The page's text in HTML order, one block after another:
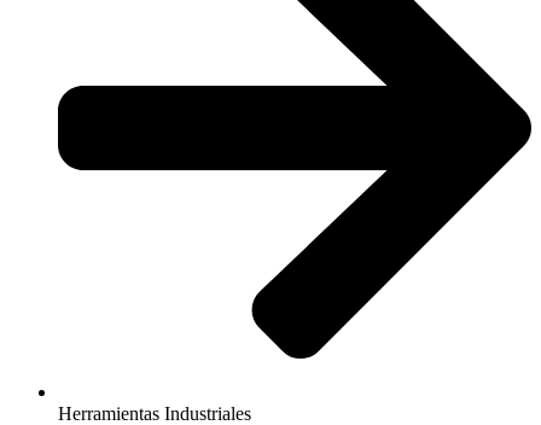
Herramientas Industriales